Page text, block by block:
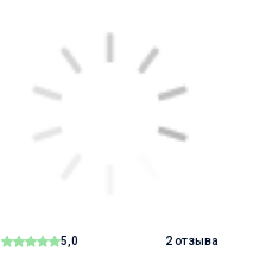
5,0
2 отзыва